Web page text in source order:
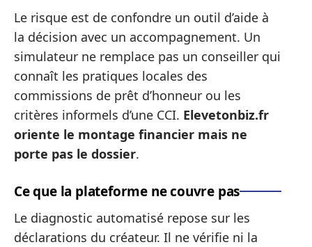
Le risque est de confondre un outil d’aide à
la décision avec un accompagnement. Un
simulateur ne remplace pas un conseiller qui
connaît les pratiques locales des
commissions de prêt d’honneur ou les
critères informels d’une CCI. Elevetonbiz.fr
oriente le montage financier mais ne
porte pas le dossier.
Ce que la plateforme ne couvre pas
Le diagnostic automatisé repose sur les
déclarations du créateur. Il ne vérifie ni la